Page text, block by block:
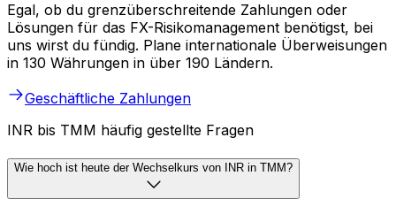
Egal, ob du grenzüberschreitende Zahlungen oder
Lösungen für das FX-Risikomanagement benötigst, bei
uns wirst du fündig. Plane internationale Überweisungen
in 130 Währungen in über 190 Ländern.
Geschäftliche Zahlungen
INR bis TMM häufig gestellte Fragen
Wie hoch ist heute der Wechselkurs von INR in TMM?